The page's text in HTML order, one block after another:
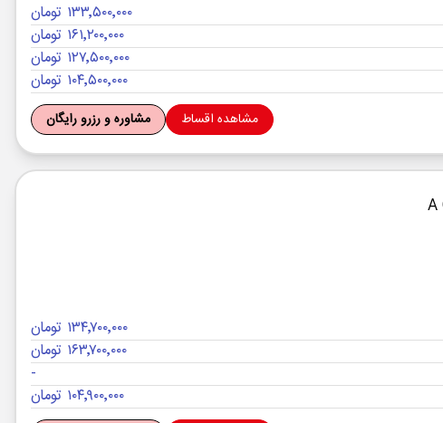
۱۳۳٬۵۰۰٬۰۰۰ تومان
۱۶۱٬۲۰۰٬۰۰۰ تومان
۱۲۷٬۵۰۰٬۰۰۰ تومان
۱۰۴٬۵۰۰٬۰۰۰ تومان
مشاهده اقساط مشاوره و رزرو رایگان
۱۳۴٬۷۰۰٬۰۰۰ تومان
۱۶۳٬۷۰۰٬۰۰۰ تومان
-
۱۰۴٬۹۰۰٬۰۰۰ تومان